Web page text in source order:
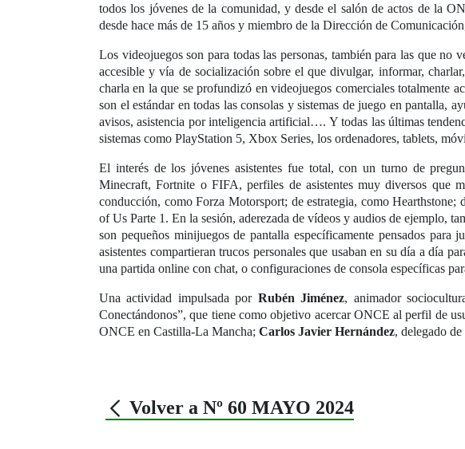
todos los jóvenes de la comunidad, y desde el salón de actos de la
desde hace más de 15 años y miembro de la Dirección de
Los videojuegos son para todas las personas, también para las que
accesible y vía de socialización sobre el que divulgar, informar,
charla en la que se profundizó en videojuegos comerciales totalmente
son el estándar en todas las consolas y sistemas de juego en pantalla,
avisos, asistencia por inteligencia artificial…. Y todas las últimas
sistemas como PlayStation 5, Xbox Series, los ordenadores, tablets,
El interés de los jóvenes asistentes fue total, con un turno de
Minecraft, Fortnite o FIFA, perfiles de asistentes muy diversos que
conducción, como Forza Motorsport; de estrategia, como
of Us Parte 1. En la sesión, aderezada de vídeos y audios de ejemplo,
son pequeños minijuegos de pantalla específicamente pensados
asistentes compartieran trucos personales que usaban en su día a día
una partida online con chat, o configuraciones de consola específicas
Una actividad impulsada por Rubén Jiménez, animador
Conectándonos”, que tiene como objetivo acercar ONCE al perfil de
ONCE en Castilla-La Mancha; Carlos Javier Hernández, delegado
Volver a Nº 60 MAYO 2024